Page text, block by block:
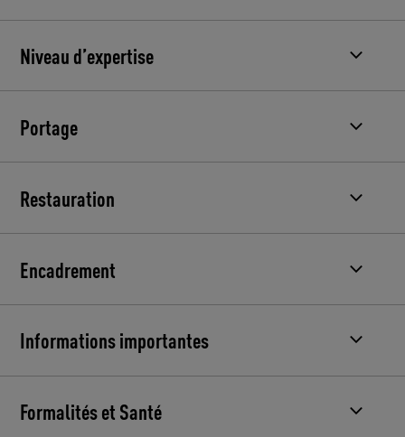
Niveau d’expertise
Portage
Restauration
Encadrement
Informations importantes
Formalités et Santé